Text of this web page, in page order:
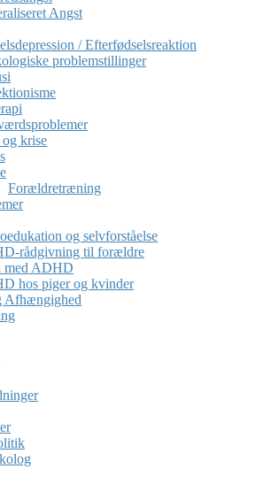
Angst
/ Efterfødselsreaktion
problemstillinger
og krise
Forældretræning
og selvforståelse
rådgivning til forældre
med ADHD
hos piger og kvinder
Afhængighed